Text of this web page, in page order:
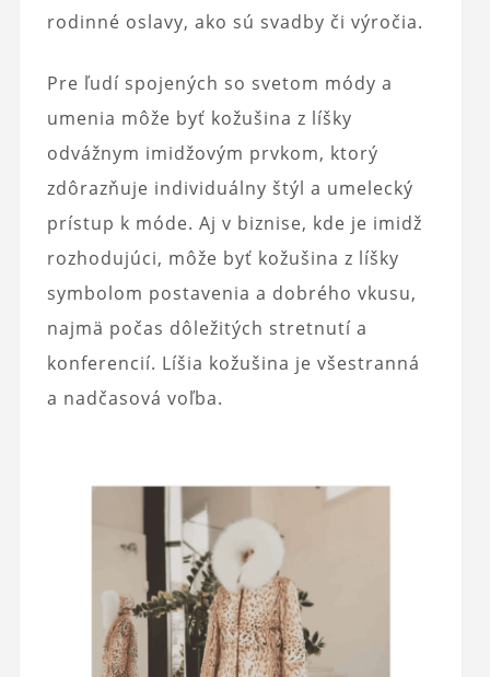
rodinné oslavy, ako sú svadby či výročia.
Pre ľudí spojených so svetom módy a
umenia môže byť kožušina z líšky
odvážnym imidžovým prvkom, ktorý
zdôrazňuje individuálny štýl a umelecký
prístup k móde. Aj v biznise, kde je imidž
rozhodujúci, môže byť kožušina z líšky
symbolom postavenia a dobrého vkusu,
najmä počas dôležitých stretnutí a
konferencií. Líšia kožušina je všestranná
a nadčasová voľba.